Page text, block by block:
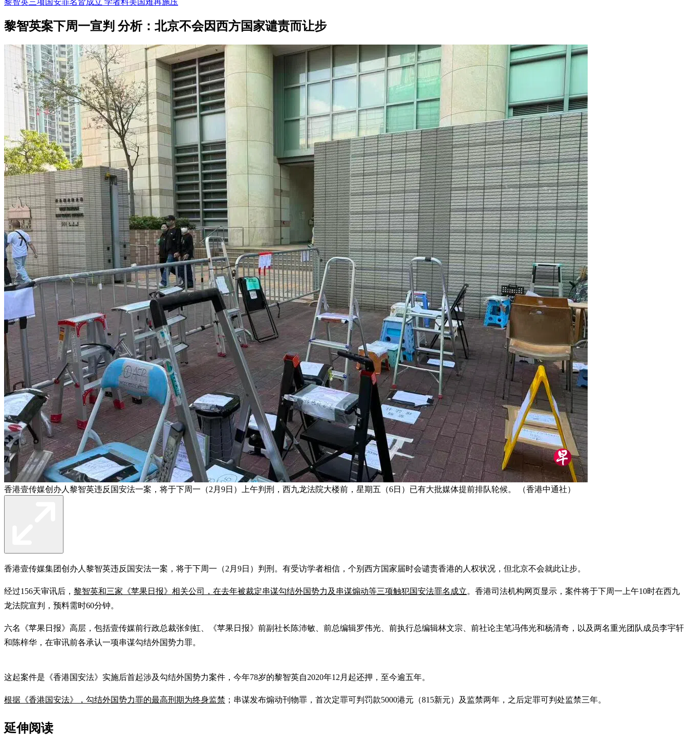
黎智英案下周一宣判 分析：北京不会因西方国家谴责而让步
香港壹传媒创办人黎智英违反国安法一案，将于下周一（2月9日）上午判刑，西九龙法院大楼前，星期五（6日）已有大批媒体提前排队轮候。 （香港中通社）
香港壹传媒集团创办人黎智英违反国安法一案，将于下周一（2月9日）判刑。有受访学者相信，个别西方国家届时会谴责香港的人权状况，但北京不会就此让步。
经过156天审讯后， 黎智英和三家《苹果日报》相关公司，在去年被裁定串谋勾结外国势力及串谋煽动等三项触犯国安法罪名成立。香港司法机构网页显示，案件将于下周一上午10时在西九
龙法院宣判，预料需时60分钟。
六名《苹果日报》高层，包括壹传媒前行政总裁张剑虹、《苹果日报》前副社长陈沛敏、前总编辑罗伟光、前执行总编辑林文宗、前社论主笔冯伟光和杨清奇，以及两名重光团队成员李宇轩
和陈梓华，在审讯前各承认一项串谋勾结外国势力罪。
这起案件是《香港国安法》实施后首起涉及勾结外国势力案件，今年78岁的黎智英自2020年12月起还押，至今逾五年。
根据《香港国安法》，勾结外国势力罪的最高刑期为终身监禁 ；串谋发布煽动刊物罪，首次定罪可判罚款5000港元（815新元）及监禁两年，之后定罪可判处监禁三年。
延伸阅读